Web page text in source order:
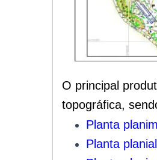
O principal
topográfica,
Planta
Planta